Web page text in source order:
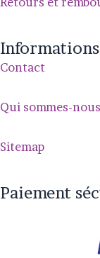
Contact
Qui sommes-
Sitemap
Paiement